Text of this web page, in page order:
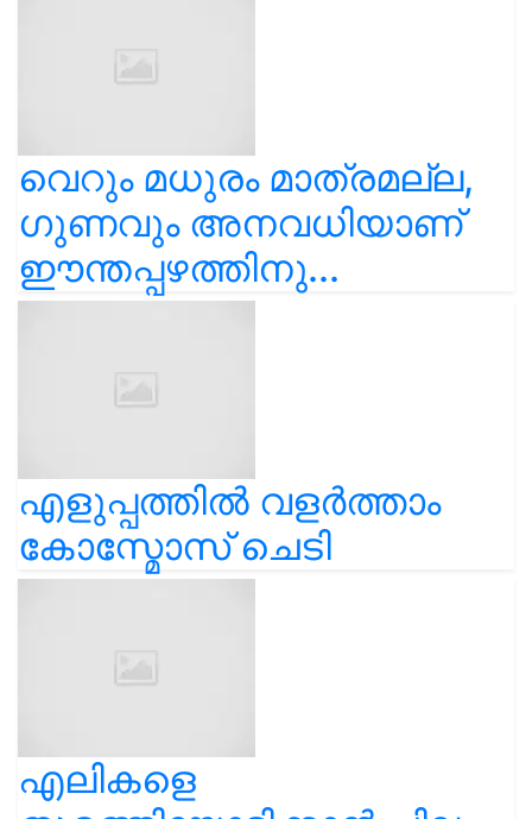
വെറും മധുരം മാത്രമല്ല,
ഗുണവും അനവധിയാണ്
ഈന്തപ്പഴത്തിനു...
എളുപ്പത്തിൽ വളർത്താം
കോസ്മോസ് ചെടി
എലികളെ